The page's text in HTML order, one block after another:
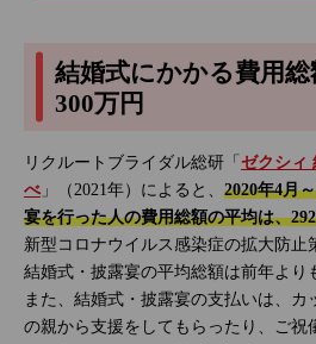
結婚式にかかる費用
300万円
リクルートブライダル総研「 ゼクシィ
べ」（2021年）によると、 2020年4月
宴を行った人の費用総額の平均は、
新型コロナウイルス感染症の拡大防止
結婚式・披露宴の平均総額は前年より
また、結婚式・披露宴の支払いは、カ
の親から支援をしてもらったり、ご祝